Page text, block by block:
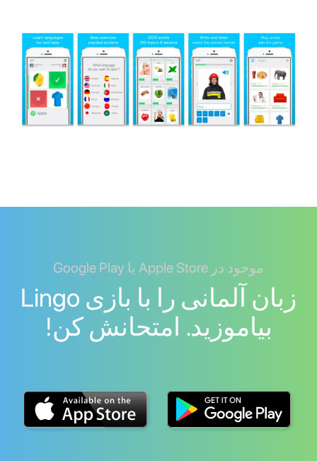
موجود در Apple Store یا Google Play
زبان آلمانی را با بازی Lingo
بیاموزید. امتحانش کن!